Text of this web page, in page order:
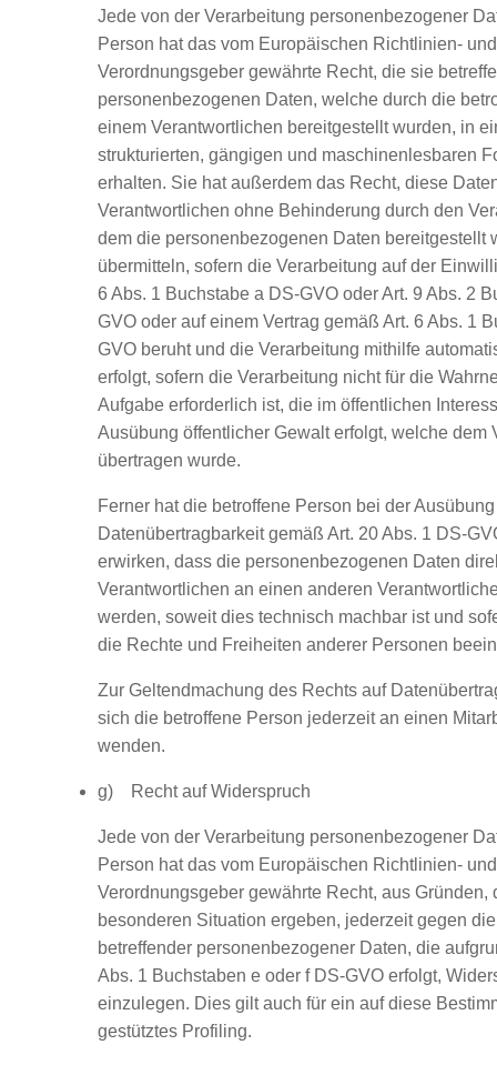
Jede von der Verarbeitung personenbezogener
Person hat das vom Europäischen Richtlinien- und
Verordnungsgeber gewährte Recht, die sie
personenbezogenen Daten, welche durch die
einem Verantwortlichen bereitgestellt wurden, in
strukturierten, gängigen und maschinenlesbaren
erhalten. Sie hat außerdem das Recht, diese
Verantwortlichen ohne Behinderung durch den
dem die personenbezogenen Daten bereitgestellt
übermitteln, sofern die Verarbeitung auf der
6 Abs. 1 Buchstabe a DS-GVO oder Art. 9 Abs. 2
GVO oder auf einem Vertrag gemäß Art. 6 Abs. 1
GVO beruht und die Verarbeitung mithilfe
erfolgt, sofern die Verarbeitung nicht für die
Aufgabe erforderlich ist, die im öffentlichen
Ausübung öffentlicher Gewalt erfolgt, welche dem
übertragen wurde.
Ferner hat die betroffene Person bei der
Datenübertragbarkeit gemäß Art. 20 Abs. 1 DS-
erwirken, dass die personenbezogenen Daten
Verantwortlichen an einen anderen
werden, soweit dies technisch machbar ist und
die Rechte und Freiheiten anderer Personen
Zur Geltendmachung des Rechts auf
sich die betroffene Person jederzeit an einen
wenden.
g) Recht auf Widerspruch
Jede von der Verarbeitung personenbezogener
Person hat das vom Europäischen Richtlinien- und
Verordnungsgeber gewährte Recht, aus Gründen,
besonderen Situation ergeben, jederzeit gegen
betreffender personenbezogener Daten, die
Abs. 1 Buchstaben e oder f DS-GVO erfolgt,
einzulegen. Dies gilt auch für ein auf diese
gestütztes Profiling.